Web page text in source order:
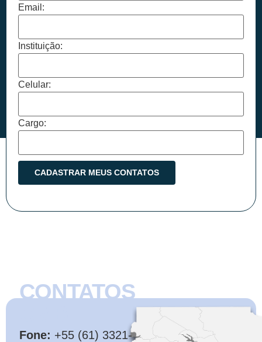
Email:
Instituição:
Celular:
Cargo:
CONTATOS
Fone: +55 (61) 3321-